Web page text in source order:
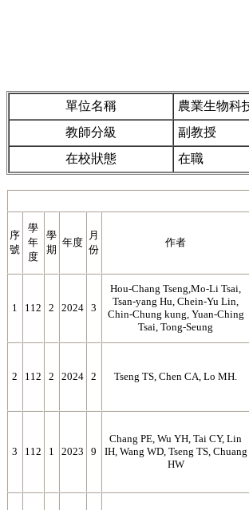
單位名稱
農業生物科
教師分級
副教授
在校狀態
在職
序
號
學
年
度
學
期
年度
月
份
作者
1 112 2 2024 3
Hou-Chang Tseng,Mo-Li Tsai,
Tsan-yang Hu, Chein-Yu Lin,
Chin-Chung kung, Yuan-Ching
Tsai, Tong-Seung
2 112 2 2024 2 Tseng TS, Chen CA, Lo MH.
3 112 1 2023 9
Chang PE, Wu YH, Tai CY, Lin
IH, Wang WD, Tseng TS, Chuang
HW